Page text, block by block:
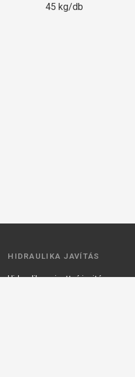
45 kg/db
HIDRAULIKA JAVÍTÁS
Hidraulika szivattyú javitás